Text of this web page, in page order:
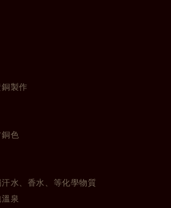
製作
色
水、香水、等化學物質
泉